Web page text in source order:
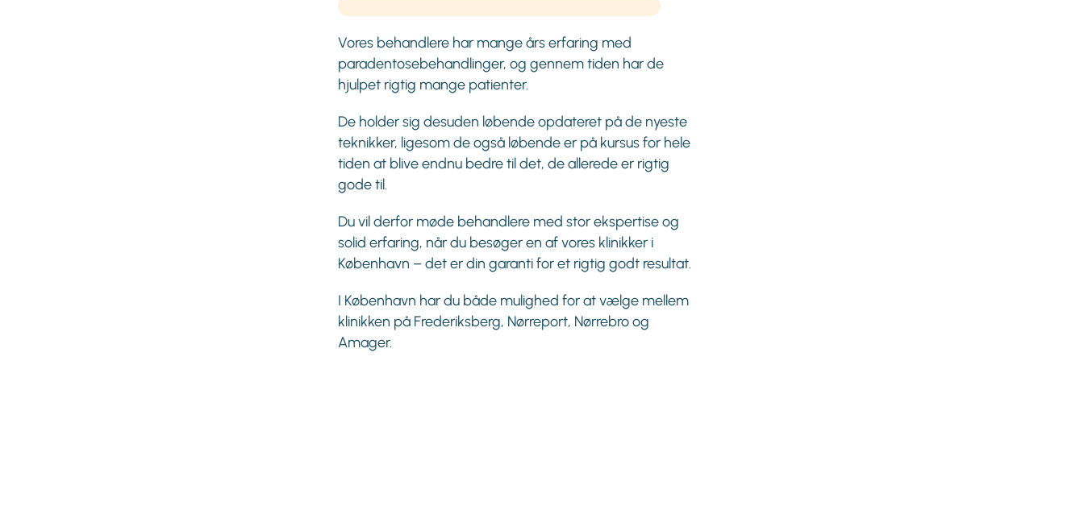
Vores behandlere har mange års erfaring med
paradentosebehandlinger, og gennem tiden har de
hjulpet rigtig mange patienter.
De holder sig desuden løbende opdateret på de nyeste
teknikker, ligesom de også løbende er på kursus for hele
tiden at blive endnu bedre til det, de allerede er rigtig
gode til.
Du vil derfor møde behandlere med stor ekspertise og
solid erfaring, når du besøger en af vores klinikker i
København – det er din garanti for et rigtig godt resultat.
I København har du både mulighed for at vælge mellem
klinikken på Frederiksberg, Nørreport, Nørrebro og
Amager.